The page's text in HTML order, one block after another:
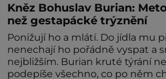
Kněz Bohuslav Burian:
než gestapácké trýznění
Ponižují ho a mlátí. Do jídla mu
nenechají ho pořádně vyspat a
nejbližším. Burian kruté týrání
podepíše všechno, co po něm